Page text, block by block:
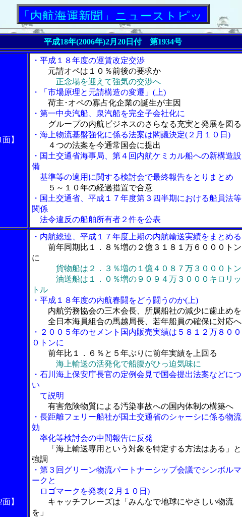
海運新聞」ニューストピックス
平成18年(2006年)2月20日付 第1934号
】
・平成１８年度の運賃改定交渉
元請オペは１０％前後の要求か
正念場を迎えて強気の交渉へ
・「市場原理と元請構造の変遷」(上)
荷主･オペの寡占化企業の誕生が主因
・第一中央汽船、泉汽船を完全子会社化に
グループの内航ビジネスのさらなる充実と発展を図る
・海上物流基盤強化に係る法案は閣議決定(２月１０日)
４つの法案を今通常国会に提出
・国土交通省海事局、第４回内航ケミカル船への新構造設
備
基準等の適用に関する検討会で最終報告をとりまとめ
５～１０年の経過措置で合意
・国土交通省、平成１７年度第３四半期における船員法等
関係
法令違反の船舶所有者２件を公表
】
・内航総連、平成１７年度上期の内航輸送実績をまとめる
前年同期比１．８％増の２億３１８１万６０００トン
に
貨物船は２．３％増の１億４０８７万３０００トン
油送船は１．０％増の９０９４万３０００キロリッ
トル
・平成１８年度の内航春闘をどう闘うのか(上)
内航労務協会の三木会長、所属船社の減少に歯止めを
全日本海員組合の馬越局長、若年船員の確保に対応へ
・２００５年のセメント国内販売実績は５８１２万８００
０トンに
前年比１．６％と５年ぶりに前年実績を上回る
海上輸送の活発化で船腹がひっ迫気味に
・石川海上保安庁長官の定例会見で国会提出法案などにつ
い
て説明
有害危険物質による汚染事故への国内体制の構築へ
・長距離フェリー船社が国土交通省のシャーシに係る物流
効
率化等検討会の中間報告に反発
「海上輸送専用という対象を特定する方法はある」と
強調
・第３回グリーン物流パートナーシップ会議でシンボルマ
ークと
ロゴマークを発表(２月１０日)
キャッチフレーズは「みんなで地球にやさしい物流
を」